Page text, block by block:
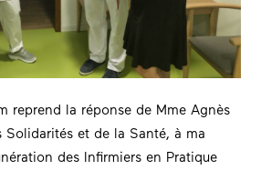
reprend la réponse de Mme Agnès
Solidarités et de la Santé, à ma
des Infirmiers en Pratique